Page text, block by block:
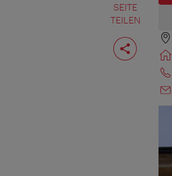
SEITE
TEILEN
Seite
teilen